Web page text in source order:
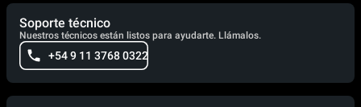
Soporte técnico
Nuestros técnicos están listos para ayudarte. Llámalos.
+54 9 11 3768 0322